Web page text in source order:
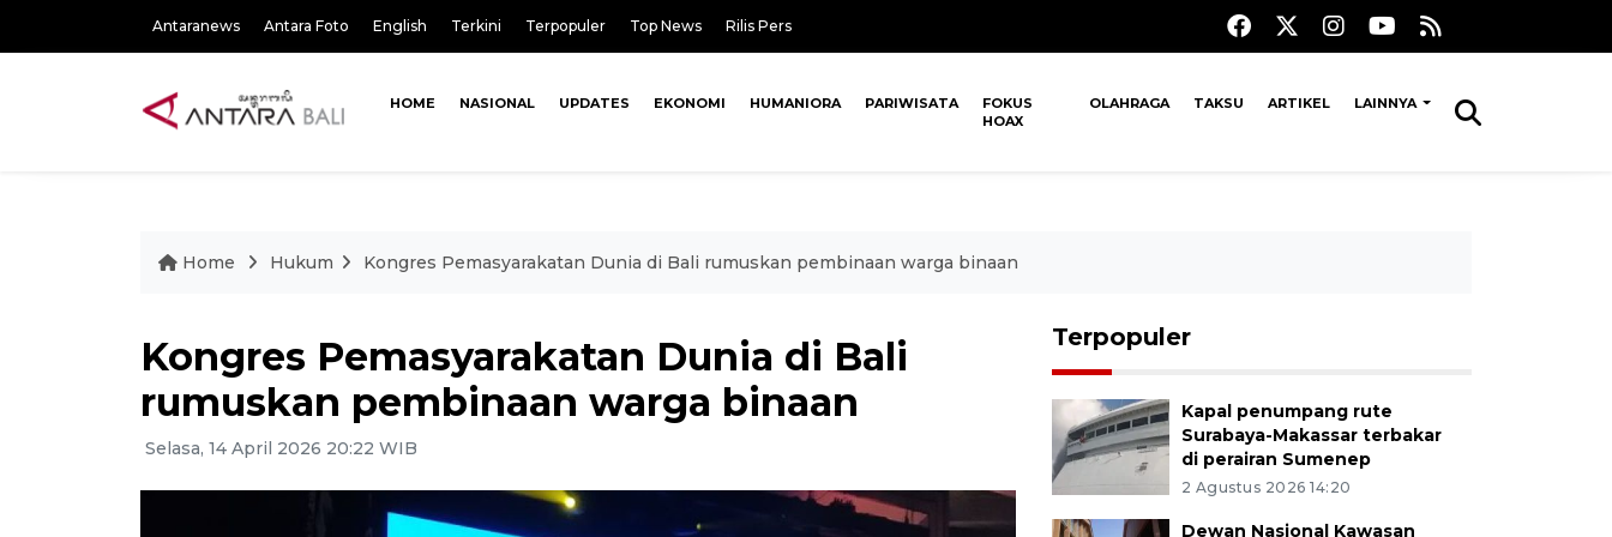
Antaranews Antara Foto English Terkini Terpopuler Top News Rilis Pers
HOME NASIONAL UPDATES EKONOMI HUMANIORA PARIWISATA
FOKUS
HOAX
OLAHRAGA TAKSU ARTIKEL LAINNYA
Home Hukum Kongres Pemasyarakatan Dunia di Bali rumuskan pembinaan warga binaan
Kongres Pemasyarakatan Dunia di Bali
rumuskan pembinaan warga binaan
Selasa, 14 April 2026 20:22 WIB
Terpopuler
Kapal penumpang rute
Surabaya-Makassar terbakar
di perairan Sumenep
2 Agustus 2026 14:20
Dewan Nasional Kawasan